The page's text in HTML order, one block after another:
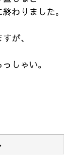
わりました。
が、
しゃい。